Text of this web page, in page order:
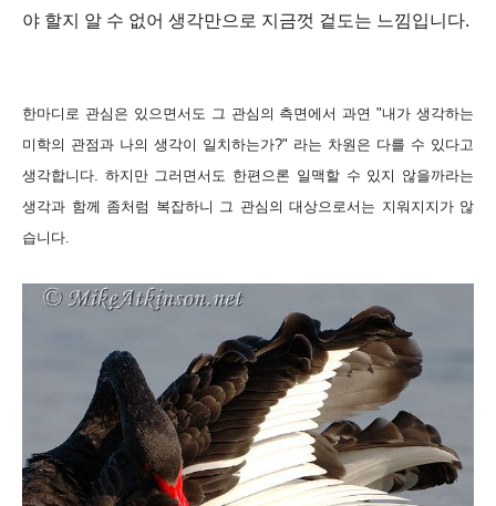
야 할지 알 수 없어 생각만으로 지금껏 겉도는 느낌입니다.
한마디로 관심은 있으면서도 그 관심의 측면에서 과연 "내가 생각하는
미학의 관점과 나의 생각이 일치하는가?" 라는 차원은 다를 수 있다고
생각합니다. 하지만 그러면서도 한편으론 일맥할 수 있지 않을까라는
생각과 함께 좀처럼 복잡하니 그 관심의 대상으로서는 지워지지가 않
습니다.